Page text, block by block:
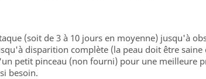
(soit de 3 à 10 jours en moyenne) jusqu'à
disparition complète (la peau doit être saine
petit pinceau (non fourni) pour une meilleure
besoin.